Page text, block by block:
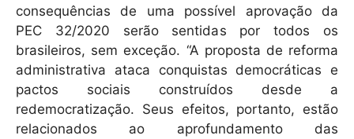
consequências de uma possível aprovação da
PEC 32/2020 serão sentidas por todos os
brasileiros, sem exceção. “A proposta de reforma
administrativa ataca conquistas democráticas e
pactos sociais construídos desde a
redemocratização. Seus efeitos, portanto, estão
relacionados ao aprofundamento das